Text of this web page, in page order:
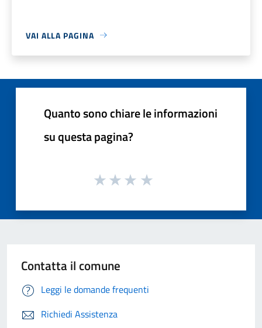
VAI ALLA PAGINA
Quanto sono chiare le informazioni
su questa pagina?
Contatta il comune
Leggi le domande frequenti
Richiedi Assistenza